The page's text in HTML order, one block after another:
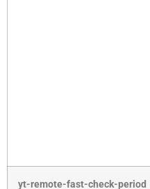
yt-remote-fast-check-period